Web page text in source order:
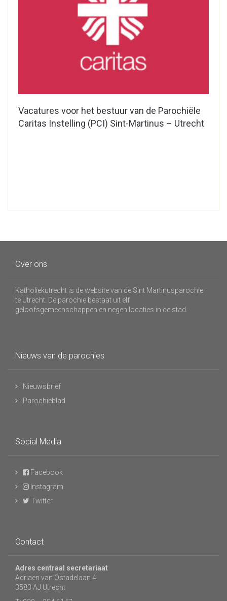
Vacatures voor het bestuur van de Parochiële
Caritas Instelling (PCI) Sint-Martinus – Utrecht
Over ons
Katholiekutrecht is de website van de Sint Martinusparochie
te Utrecht. De parochie bestaat uit elf
geloofsgemeenschappen en negen locaties in de stad.
Nieuws van de parochies
Nieuwsbrief
Parochieblad
Social Media
Facebook
Instagram
Twitter
Contact
Adres centraal secretariaat
Adriaen van Ostadelaan 4
3583 AJ Utrecht